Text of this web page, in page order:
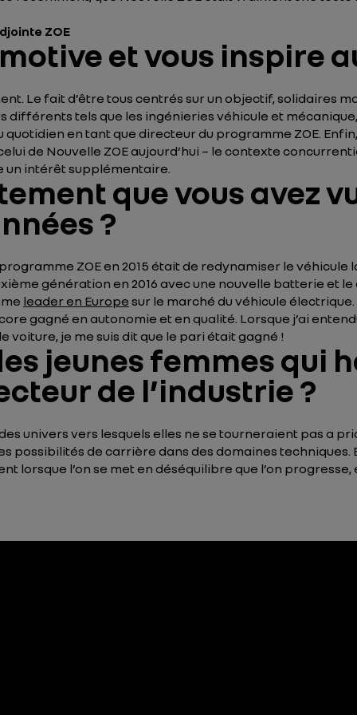
ZOE
et vous inspire
Le fait d’être tous centrés sur un objectif, solidaires
différents tels que les ingénieries véhicule et
en tant que directeur du programme ZOE.
de Nouvelle ZOE aujourd’hui – le contexte
un intérêt supplémentaire.
que vous avez
?
ZOE en 2015 était de redynamiser le véhicule
génération en 2016 avec une nouvelle batterie et
leader en Europe sur le marché du véhicule
gagné en autonomie et en qualité. Lorsque j’ai
voiture, je me suis dit que le pari était gagné !
jeunes femmes qui
de l’industrie ?
univers vers lesquels elles ne se tourneraient pas a
possibilités de carrière dans des domaines techniques.
lorsque l’on se met en déséquilibre que l’on progresse,